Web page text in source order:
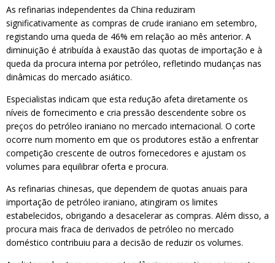
As refinarias independentes da China reduziram
significativamente as compras de crude iraniano em setembro,
registando uma queda de 46% em relação ao mês anterior. A
diminuição é atribuída à exaustão das quotas de importação e à
queda da procura interna por petróleo, refletindo mudanças nas
dinâmicas do mercado asiático.
Especialistas indicam que esta redução afeta diretamente os
níveis de fornecimento e cria pressão descendente sobre os
preços do petróleo iraniano no mercado internacional. O corte
ocorre num momento em que os produtores estão a enfrentar
competição crescente de outros fornecedores e ajustam os
volumes para equilibrar oferta e procura.
As refinarias chinesas, que dependem de quotas anuais para
importação de petróleo iraniano, atingiram os limites
estabelecidos, obrigando a desacelerar as compras. Além disso, a
procura mais fraca de derivados de petróleo no mercado
doméstico contribuiu para a decisão de reduzir os volumes.